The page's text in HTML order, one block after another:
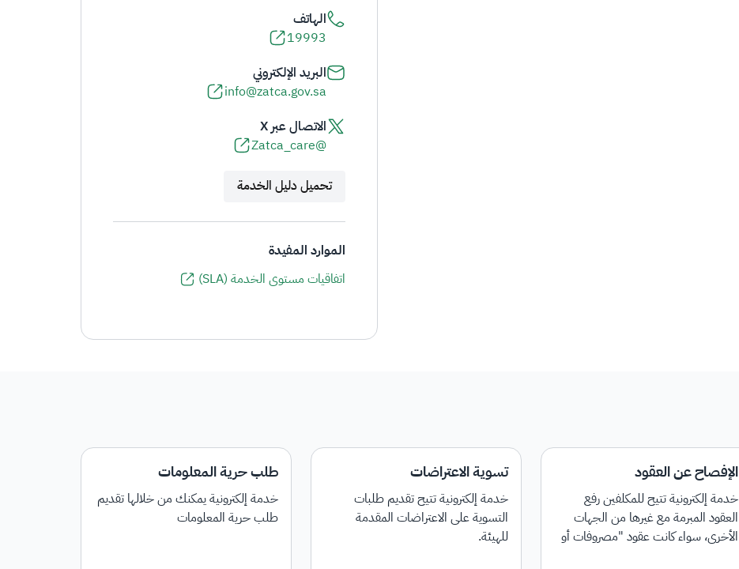
الهاتف
19993
البريد الإلكتروني
info@zatca.gov.sa
الاتصال عبر X
@Zatca_care
تحميل دليل الخدمة
الموارد المفيدة
اتفاقيات مستوى الخدمة (SLA)
الإفصاح عن العقود
خدمة إلكترونية تتيح للمكلفين رفع
العقود المبرمة مع غيرها من الجهات
الأخرى، سواء كانت عقود "مصروفات أو
تسوية الاعتراضات
خدمة إلكترونية تتيح تقديم طلبات
التسوية على الاعتراضات المقدمة
للهيئة.
طلب حرية المعلومات
خدمة إلكترونية يمكنك من خلالها تقديم
طلب حرية المعلومات